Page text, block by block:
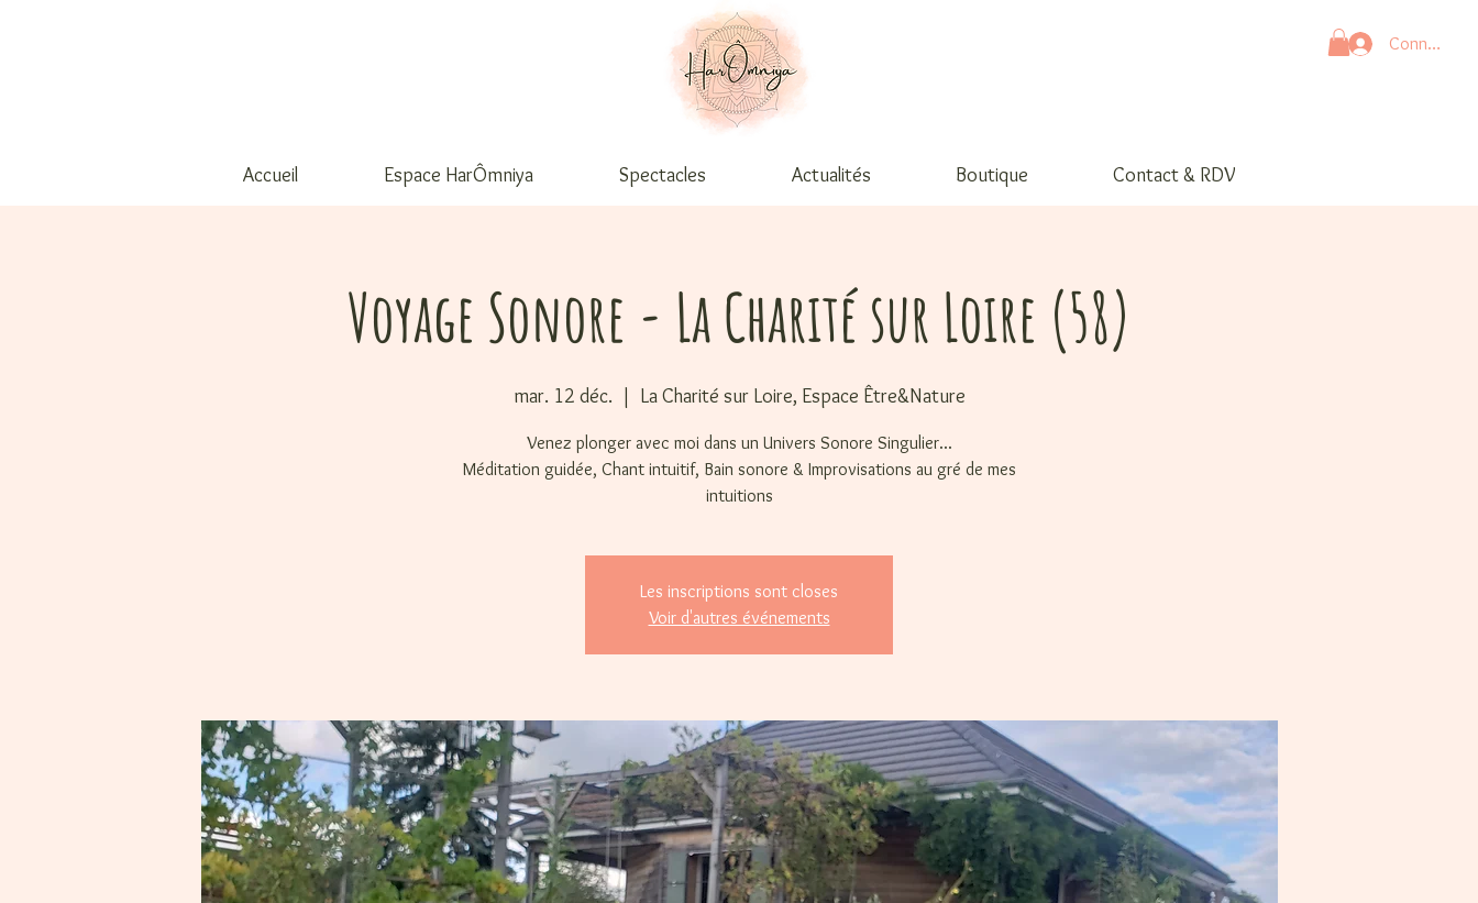
Connexion
Accueil Espace HarÔmniya Spectacles Actualités Boutique Contact & RDV
Voyage Sonore - La Charité sur Loire (58)
mar. 12 déc.
  |
La Charité sur Loire, Espace Être&Nature
Venez plonger avec moi dans un Univers Sonore Singulier...
Méditation guidée, Chant intuitif, Bain sonore & Improvisations au gré de mes
intuitions
Les inscriptions sont closes
Voir d'autres événements